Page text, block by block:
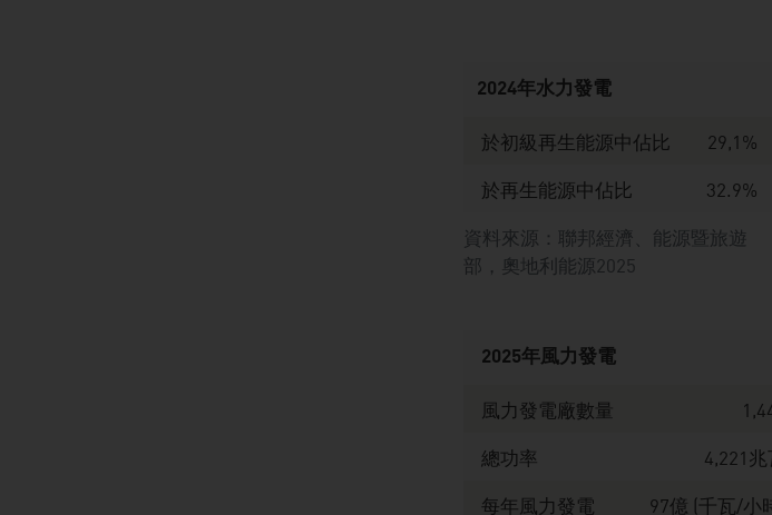
資料來源：聯邦經濟、能源暨旅遊
部，奧地利能源2025
2024年水力發電
於初級再生能源中佔比 29,1%
於再生能源中佔比 32.9%
2025年風力發電
風力發電廠數量
總功率 4,221兆
每年風力發電 97億 (千瓦/小